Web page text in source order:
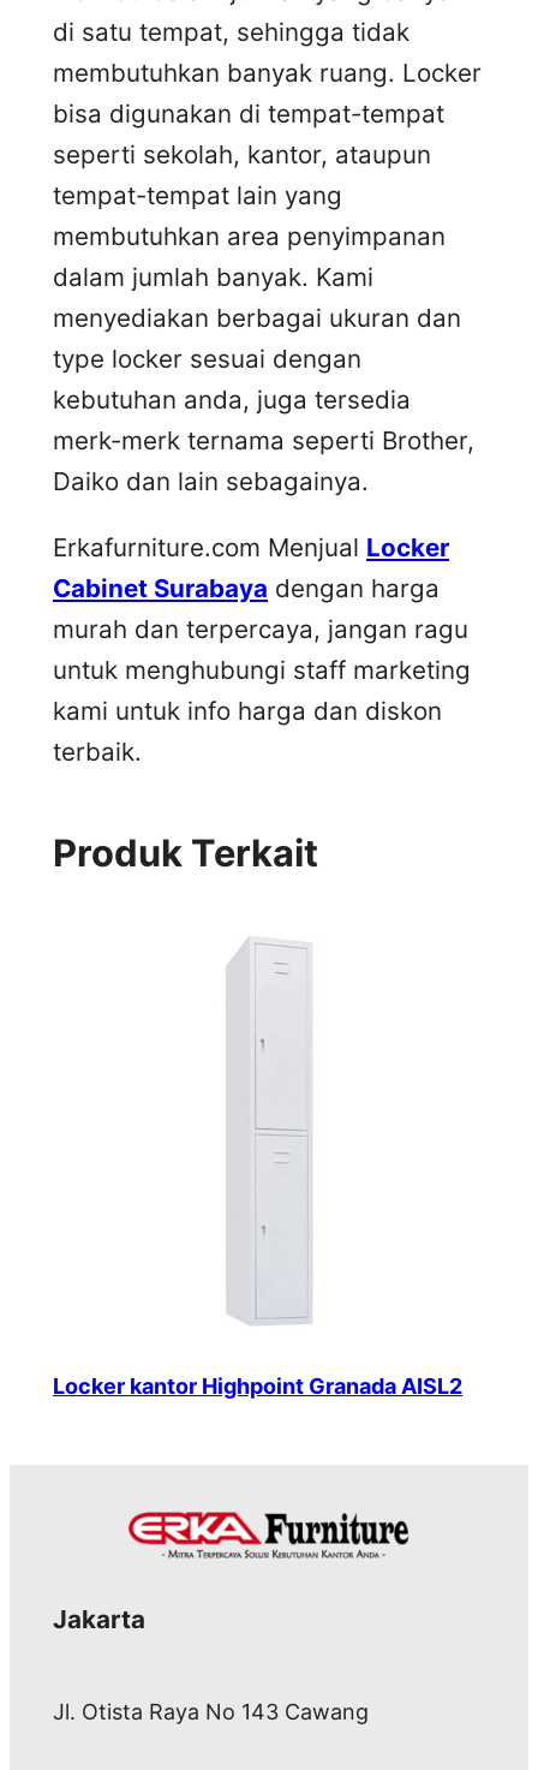
di satu tempat, sehingga tidak
membutuhkan banyak ruang. Locker
bisa digunakan di tempat-tempat
seperti sekolah, kantor, ataupun
tempat-tempat lain yang
membutuhkan area penyimpanan
dalam jumlah banyak. Kami
menyediakan berbagai ukuran dan
type locker sesuai dengan
kebutuhan anda, juga tersedia
merk-merk ternama seperti Brother,
Daiko dan lain sebagainya.
Erkafurniture.com Menjual Locker
Cabinet Surabaya dengan harga
murah dan terpercaya, jangan ragu
untuk menghubungi staff marketing
kami untuk info harga dan diskon
terbaik.
Produk Terkait
Locker kantor Highpoint Granada AISL2
Jakarta
Jl. Otista Raya No 143 Cawang